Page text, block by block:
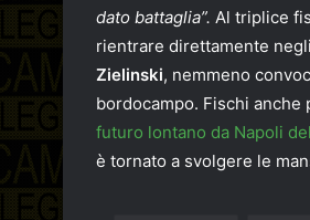
dato battaglia”. Al triplice
rientrare direttamente
Zielinski, nemmeno
bordocampo. Fischi anche
futuro lontano da Napoli
è tornato a svolgere le